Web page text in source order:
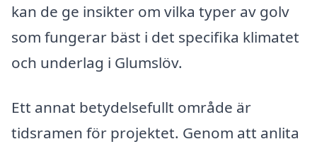
kan de ge insikter om vilka typer av golv
som fungerar bäst i det specifika klimatet
och underlag i Glumslöv.
Ett annat betydelsefullt område är
tidsramen för projektet. Genom att anlita